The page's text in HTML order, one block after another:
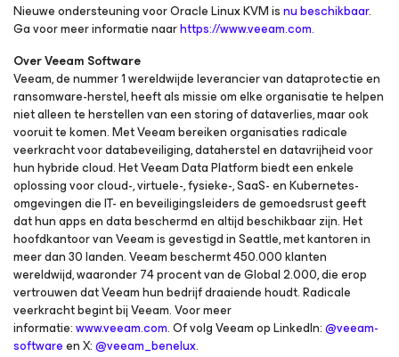
Nieuwe ondersteuning voor Oracle Linux KVM isnu beschikbaar.
Ga voor meer informatie naarhttps://www.veeam.com.
Over Veeam Software
Veeam, de nummer 1 wereldwijde leverancier van dataprotectie en
ransomware-herstel, heeft als missie om elke organisatie te helpen
niet alleen te herstellen van een storing of dataverlies, maar ook
vooruit te komen. Met Veeam bereiken organisaties radicale
veerkracht voor databeveiliging, dataherstel en datavrijheid voor
hun hybride cloud. Het Veeam Data Platform biedt een enkele
oplossing voor cloud-, virtuele-, fysieke-, SaaS- en Kubernetes-
omgevingen die IT- en beveiligingsleiders de gemoedsrust geeft
dat hun apps en data beschermd en altijd beschikbaar zijn. Het
hoofdkantoor van Veeam is gevestigd in Seattle, met kantoren in
meer dan 30 landen. Veeam beschermt 450.000 klanten
wereldwijd, waaronder 74 procent van de Global 2.000, die erop
vertrouwen dat Veeam hun bedrijf draaiende houdt. Radicale
veerkracht begint bij Veeam. Voor meer
informatie:www.veeam.com. Of volg Veeam op LinkedIn:@veeam-
softwareen X:@veeam_benelux.